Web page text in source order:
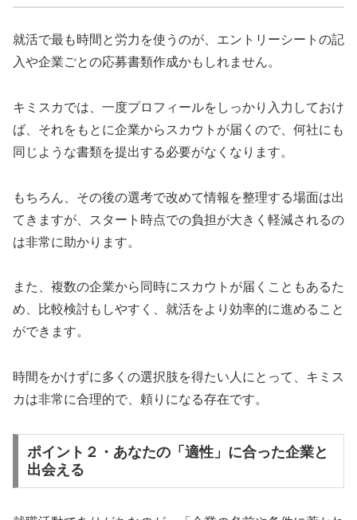
就活で最も時間と労力を使うのが、エントリーシートの記
入や企業ごとの応募書類作成かもしれません。
キミスカでは、一度プロフィールをしっかり入力しておけ
ば、それをもとに企業からスカウトが届くので、何社にも
同じような書類を提出する必要がなくなります。
もちろん、その後の選考で改めて情報を整理する場面は出
てきますが、スタート時点での負担が大きく軽減されるの
は非常に助かります。
また、複数の企業から同時にスカウトが届くこともあるた
め、比較検討もしやすく、就活をより効率的に進めること
ができます。
時間をかけずに多くの選択肢を得たい人にとって、キミス
カは非常に合理的で、頼りになる存在です。
ポイント２・あなたの「適性」に合った企業と
出会える